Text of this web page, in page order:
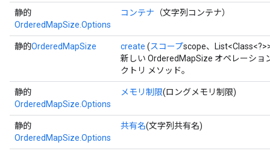
静的
OrderedMapSize.Options
コンテナ （文字列コンテナ）
静的OrderedMapSize create (スコープscope、
新しい OrderedMapSize オペレーショ
クトリ メソッド。
静的
OrderedMapSize.Options
メモリ制限(ロングメモリ制限)
静的
OrderedMapSize.Options
共有名(文字列共有名)